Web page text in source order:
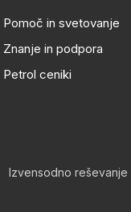
Pomoč in svetovanje
Znanje in podpora
Petrol ceniki
Izvensodno